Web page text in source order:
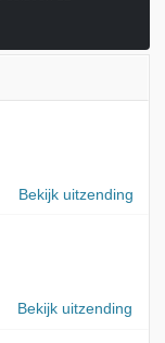
Bekijk uitzending
Bekijk uitzending